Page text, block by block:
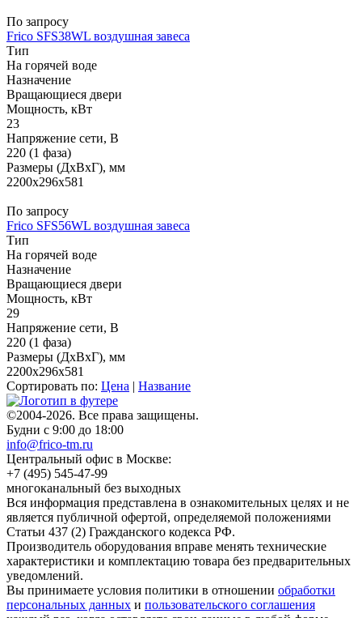
По запросу
Frico SFS38WL воздушная завеса
Тип
На горячей воде
Назначение
Вращающиеся двери
Мощность, кВт
23
Напряжение сети, В
220 (1 фаза)
Размеры (ДхВхГ), мм
2200x296x581
По запросу
Frico SFS56WL воздушная завеса
Тип
На горячей воде
Назначение
Вращающиеся двери
Мощность, кВт
29
Напряжение сети, В
220 (1 фаза)
Размеры (ДхВхГ), мм
2200x296x581
Сортировать по: Цена | Название
©2004-2026. Все права защищены.
Будни с 9:00 до 18:00
info@frico-tm.ru
Центральный офис в Москве:
+7 (495) 545-47-99
многоканальный без выходных
Вся информация представлена в ознакомительных целях и не
является публичной офертой, определяемой положениями
Статьи 437 (2) Гражданского кодекса РФ.
Производитель оборудования вправе менять технические
характеристики и комплектацию товара без предварительных
уведомлений.
Вы принимаете условия политики в отношении обработки
персональных данных и пользовательского соглашения